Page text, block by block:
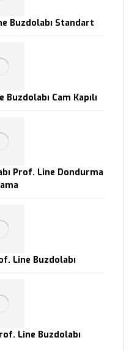
Buzdolabı Standart
Cam Kapılı
Prof. Line Dondurma
Line Buzdolabı
Line Buzdolabı